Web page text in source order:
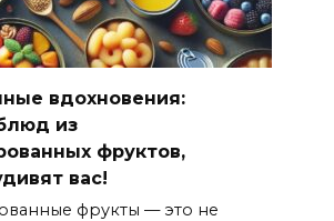
вдохновения:
из
фруктов,
вас!
фрукты — это не